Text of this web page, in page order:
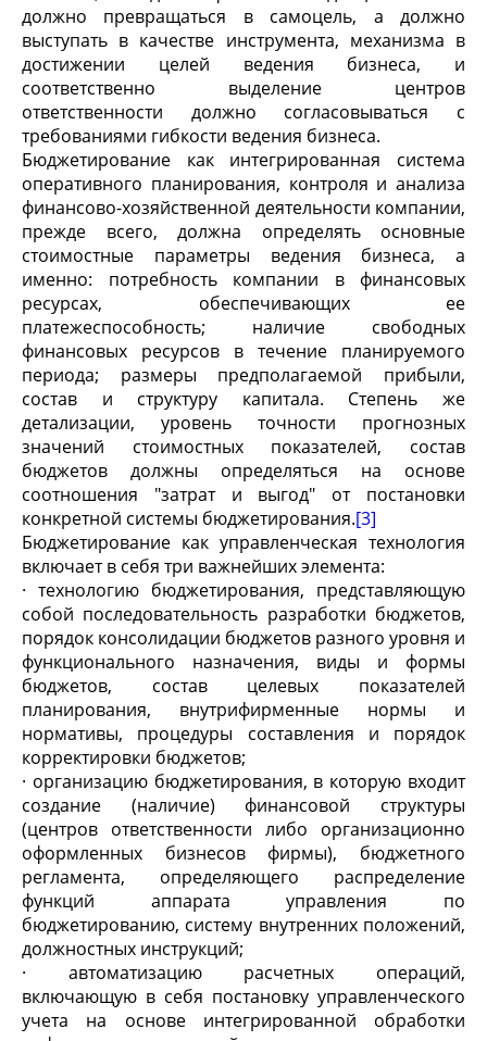
должно превращаться в самоцель, а должно
выступать в качестве инструмента, механизма в
достижении целей ведения бизнеса, и
соответственно выделение центров
ответственности должно согласовываться с
требованиями гибкости ведения бизнеса.
Бюджетирование как интегрированная система
оперативного планирования, контроля и анализа
финансово-хозяйственной деятельности компании,
прежде всего, должна определять основные
стоимостные параметры ведения бизнеса, а
именно: потребность компании в финансовых
ресурсах, обеспечивающих ее
платежеспособность; наличие свободных
финансовых ресурсов в течение планируемого
периода; размеры предполагаемой прибыли,
состав и структуру капитала. Степень же
детализации, уровень точности прогнозных
значений стоимостных показателей, состав
бюджетов должны определяться на основе
соотношения "затрат и выгод" от постановки
конкретной системы бюджетирования.[3]
Бюджетирование как управленческая технология
включает в себя три важнейших элемента:
· технологию бюджетирования, представляющую
собой последовательность разработки бюджетов,
порядок консолидации бюджетов разного уровня и
функционального назначения, виды и формы
бюджетов, состав целевых показателей
планирования, внутрифирменные нормы и
нормативы, процедуры составления и порядок
корректировки бюджетов;
· организацию бюджетирования, в которую входит
создание (наличие) финансовой структуры
(центров ответственности либо организационно
оформленных бизнесов фирмы), бюджетного
регламента, определяющего распределение
функций аппарата управления по
бюджетированию, систему внутренних положений,
должностных инструкций;
· автоматизацию расчетных операций,
включающую в себя постановку управленческого
учета на основе интегрированной обработки